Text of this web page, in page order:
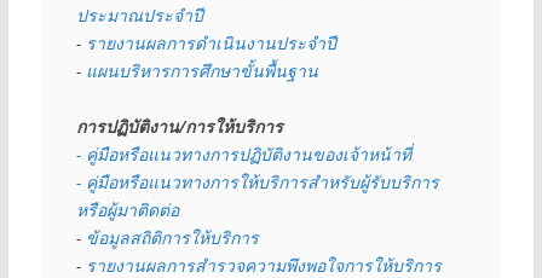
ประมาณประจำปี
- รายงานผลการดำเนินงานประจำปี
- แผนบริหารการศึกษาขั้นพื้นฐาน
การปฏิบัติงาน/การให้บริการ
- คู่มือหรือแนวทางการปฏิบัติงานของเจ้าหน้าที่
- คู่มือหรือแนวทางการให้บริการสำหรับผู้รับบริการ
หรือผู้มาติดต่อ
- ข้อมูลสถิติการให้บริการ
- รายงานผลการสำรวจความพึงพอใจการให้บริการ